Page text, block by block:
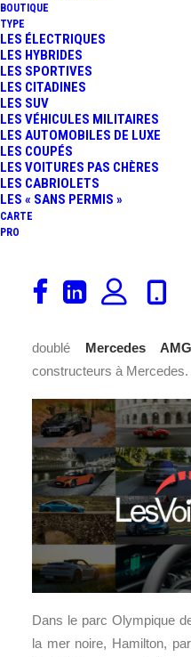
BOUTIQUE
TYPE
LES ÉLECTRIQUES
LES HYBRIDES
LES SPORTIVES
LES CITADINES
LES SUV
LES VÉHICULES MILITAIRES
LES AUTOMOBILES DE LUXE
LES COUPÉS
LES VOITURES PAS CHÈRES
LES CABRIOLETS
LES « SANS PERMIS »
CARTE
PRO
Lewis Hamilton a
Prix de Russie de
doublé Mercedes
constructeurs à Mercedes.
Dans le parc Olympique
la mer noire, Hamilton,